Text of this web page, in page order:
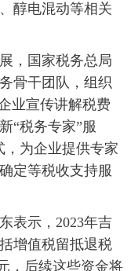
醇电混动等相关
，国家税务总局
骨干团队，组织
业宣传讲解税费
“税务专家”服
，为企业提供专家
定等税收支持服
示，2023年吉
增值税留抵退税
，后续这些资金将